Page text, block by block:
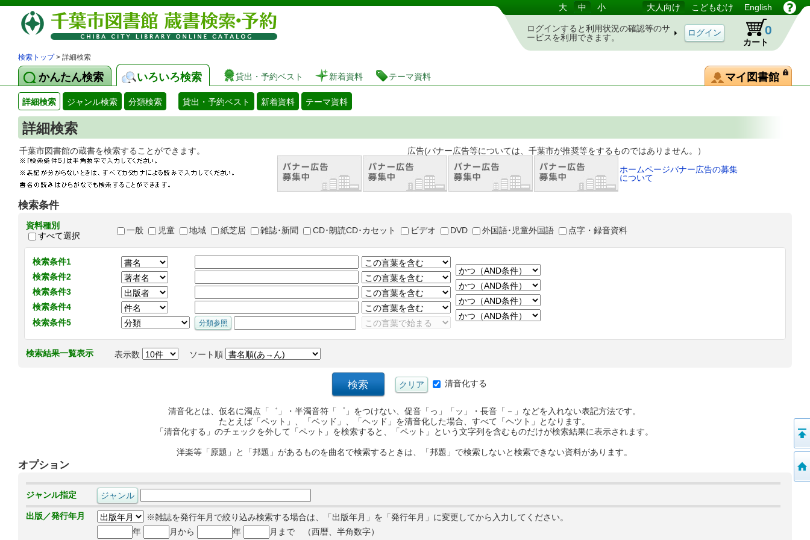
図書館 蔵書検索・予約システム 大 中 小 大人向け こどもむけ English
ログインすると利用状況の確認等のサ
ービスを利用できます。
カート
0
検索トップ> 詳細検索
かんたん検索 いろいろ検索 貸出・予約ベスト 新着資料 テーマ資料 マイ図書館
詳細検索 ジャンル検索 分類検索 貸出・予約ベスト 新着資料 テーマ資料
詳細検索
千葉市図書館の蔵書を検索することができます。 広告(バナー広告等については、千葉市が推奨等をするものではありません。）
ホームページバナー広告の募集
について
検索条件
資料種別
すべて選択
一般 児童 地域 紙芝居 雑誌･新聞 CD･朗読CD･カセット ビデオ DVD 外国語･児童外国語 点字・録音資料
検索条件1
検索条件2
検索条件3
検索条件4
検索条件5
検索結果一覧表示 表示数 ソート順
清音化する
清音化とは、仮名に濁点「゛」・半濁音符「゜」をつけない、促音「っ」「ッ」・長音「－」などを入れない表記方法です。
たとえば「ペット」、「ベッド」、「ヘッド」を清音化した場合、すべて「ヘツト」となります。
「清音化する」のチェックを外して「ペット」を検索すると、「ペット」という文字列を含むものだけが検索結果に表示されます。
洋楽等「原題」と「邦題」があるものを曲名で検索するときは、「邦題」で検索しないと検索できない資料があります。
オプション
ジャンル指定
出版／発行年月
※雑誌を発行年月で絞り込み検索する場合は、「出版年月」を「発行年月」に変更してから入力してください。
年
月から 年 月まで （西暦、半角数字）